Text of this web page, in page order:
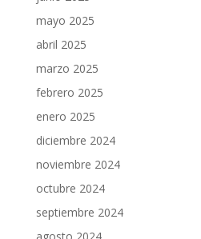
mayo 2025
abril 2025
marzo 2025
febrero 2025
enero 2025
diciembre 2024
noviembre 2024
octubre 2024
septiembre 2024